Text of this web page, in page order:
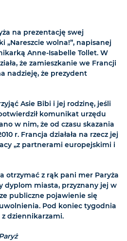
na prezentację swej
„Nareszcie wolna!”, napisanej
Anne-Isabelle Tollet. W
że zamieszkanie we Francji
nadzieję, że prezydent
Asie Bibi i jej rodzinę, jeśli
komunikat urzędu
w nim, że od czasu skazania
r. Francja działała na rzecz jej
„z partnerami europejskimi i
otrzymać z rąk pani mer Paryża
dyplom miasta, przyznany jej w
publiczne pojawienie się
Pod koniec tygodnia
dziennikarzami.